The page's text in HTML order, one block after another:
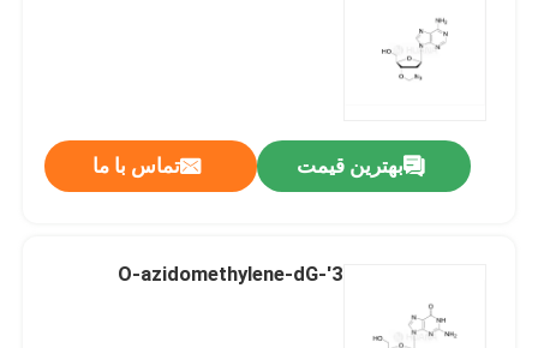
بهترین قیمت تماس با ما
3'-O-azidomethylene-dG